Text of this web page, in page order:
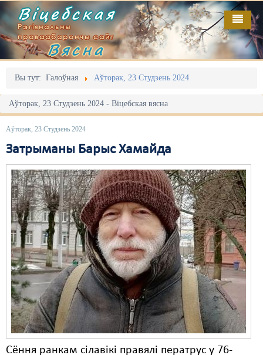
Віцебская
Рэгіянальны
праваабарончы сайт
Вясна
Вы тут: Галоўная Аўторак, 23 Студзень 2024
Аўторак, 23 Студзень 2024 - Віцебская вясна
Аўторак, 23 Студзень 2024
Затрыманы Барыс Хамайда
Сёння ранкам сілавікі правялі ператрус у 76-
Галоўная
Адміністрацыйны перасьлед
Акцыі
Выбары
Грамадзянскія ініцыятывы
Дзяржава
Дыскрымінацыя
Затрыманьні
Карная псыхіятрыя
КПЧ ААН
Культурныя правы
ЛПП
Выданьні
Відэа
Пра нас
RSS